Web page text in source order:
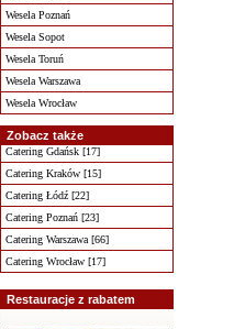
Wesela Poznań
Wesela Sopot
Wesela Toruń
Wesela Warszawa
Wesela Wrocław
Zobacz także
Catering Gdańsk [17]
Catering Kraków [15]
Catering Łódź [22]
Catering Poznań [23]
Catering Warszawa [66]
Catering Wrocław [17]
Restauracje z rabatem